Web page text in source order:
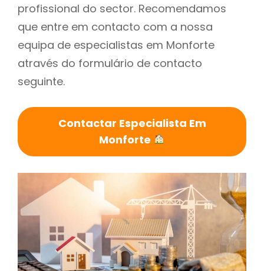
profissional do sector. Recomendamos
que entre em contacto com a nossa
equipa de especialistas em Monforte
através do formulário de contacto
seguinte.
Contactar Especialista Em
Monforte